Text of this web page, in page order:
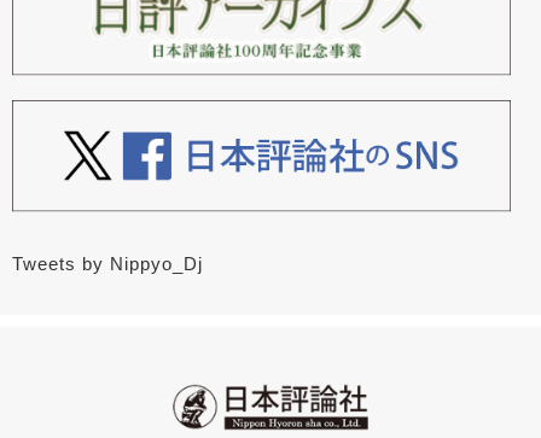
Tweets by Nippyo_Dj